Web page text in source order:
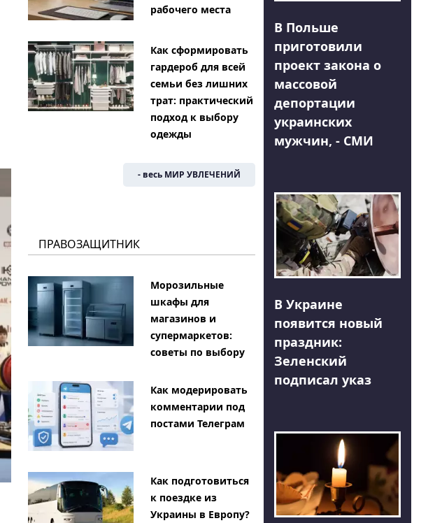
рабочего места
Как сформировать
гардероб для всей
семьи без лишних
трат: практический
подход к выбору
одежды
- весь МИР УВЛЕЧЕНИЙ
ПРАВОЗАЩИТНИК
Морозильные
шкафы для
магазинов и
супермаркетов:
советы по выбору
Как модерировать
комментарии под
постами Телеграм
Как подготовиться
к поездке из
Украины в Европу?
В Польше
приготовили
проект закона о
массовой
депортации
украинских
мужчин, - СМИ
В Украине
появится новый
праздник:
Зеленский
подписал указ